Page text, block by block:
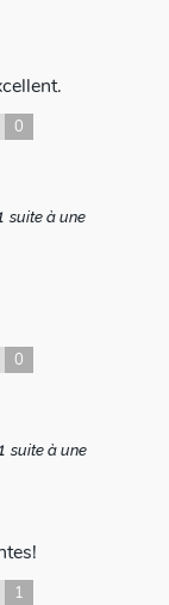
0
suite à une
0
suite à une
1